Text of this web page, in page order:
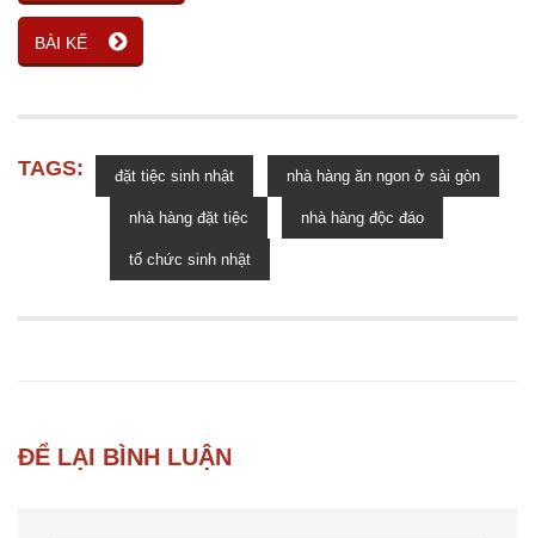
BÀI KẾ
TAGS: đặt tiệc sinh nhật nhà hàng ăn ngon ở sài gòn
nhà hàng đặt tiệc nhà hàng độc đáo
tổ chức sinh nhật
ĐỂ LẠI BÌNH LUẬN